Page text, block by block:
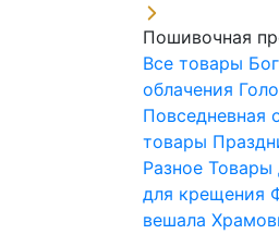
Пошивочная
Все товары
облачения
Повседневная
товары
Разное Товары
для крещения
вешала